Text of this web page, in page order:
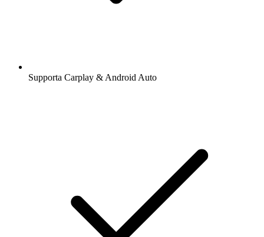
Supporta Carplay & Android Auto